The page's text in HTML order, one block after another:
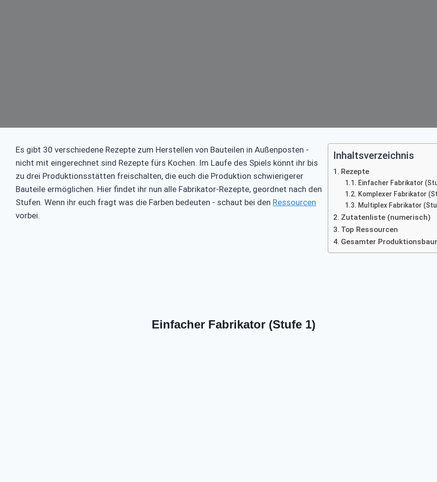
Es gibt 30 verschiedene Rezepte zum Herstellen von Bauteilen in Außenposten -
nicht mit eingerechnet sind Rezepte fürs Kochen. Im Laufe des Spiels könnt ihr bis
zu drei Produktionsstätten freischalten, die euch die Produktion schwierigerer
Bauteile ermöglichen. Hier findet ihr nun alle Fabrikator-Rezepte, geordnet nach den
Stufen. Wenn ihr euch fragt was die Farben bedeuten - schaut bei den Ressourcen
vorbei.
Inhaltsverzeichnis
Rezepte
Einfacher Fabrikator
Komplexer Fabrikator
Multiplex Fabrikator
Zutatenliste (numerisch)
Top Ressourcen
Gesamter
Einfacher Fabrikator (Stufe 1)